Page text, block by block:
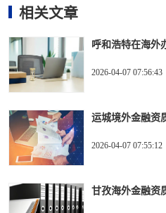
相关文章
呼和浩特在海外
2026-04-07 07:56:43
运城境外金融资
2026-04-07 07:55:12
甘孜海外金融资